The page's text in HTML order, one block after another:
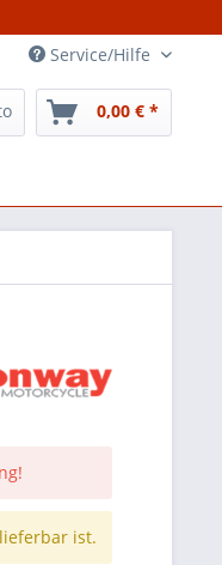
Service/Hilfe
0,00 € *
ist.